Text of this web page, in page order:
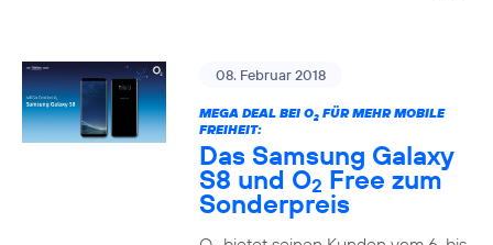
08. Februar 2018
MEGA DEAL BEI O2FÜR MEHR MOBILE
FREIHEIT:
Das Samsung Galaxy
S8 und O2 Free zum
Sonderpreis